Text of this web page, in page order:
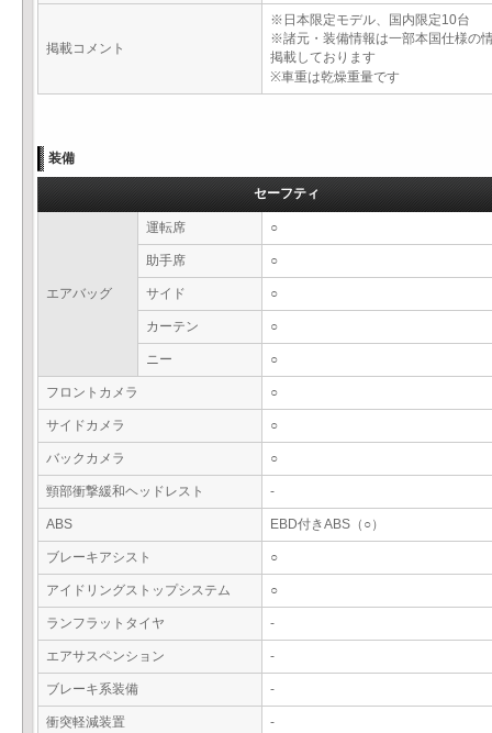
掲載コメント
※日本限定モデル、国内限定10台
※諸元・装備情報は一部本国仕様の
掲載しております
※車重は乾燥重量です
装備
セーフティ
エアバッグ
運転席 ○
助手席 ○
サイド ○
カーテン ○
ニー ○
フロントカメラ ○
サイドカメラ ○
バックカメラ ○
頸部衝撃緩和ヘッドレスト -
ABS EBD付きABS（○）
ブレーキアシスト ○
アイドリングストップシステム ○
ランフラットタイヤ -
エアサスペンション -
ブレーキ系装備 -
衝突軽減装置 -